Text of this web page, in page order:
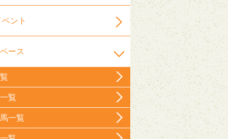
ント
ース
覧
一覧